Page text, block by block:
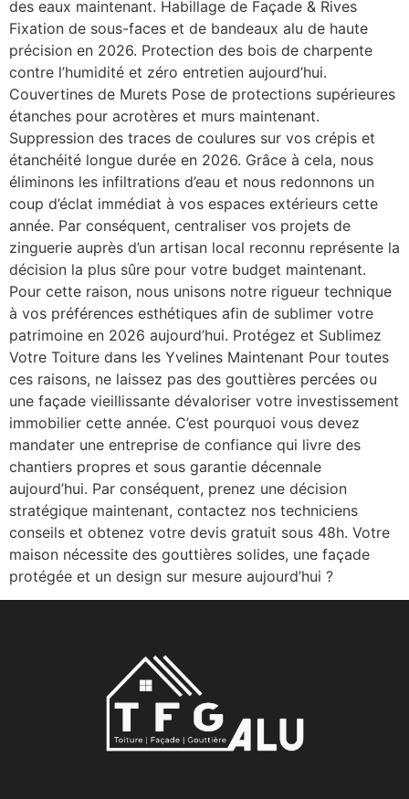
des eaux maintenant. Habillage de Façade & Rives
Fixation de sous-faces et de bandeaux alu de haute
précision en 2026. Protection des bois de charpente
contre l’humidité et zéro entretien aujourd’hui.
Couvertines de Murets Pose de protections supérieures
étanches pour acrotères et murs maintenant.
Suppression des traces de coulures sur vos crépis et
étanchéité longue durée en 2026. Grâce à cela, nous
éliminons les infiltrations d’eau et nous redonnons un
coup d’éclat immédiat à vos espaces extérieurs cette
année. Par conséquent, centraliser vos projets de
zinguerie auprès d’un artisan local reconnu représente la
décision la plus sûre pour votre budget maintenant.
Pour cette raison, nous unisons notre rigueur technique
à vos préférences esthétiques afin de sublimer votre
patrimoine en 2026 aujourd’hui. Protégez et Sublimez
Votre Toiture dans les Yvelines Maintenant Pour toutes
ces raisons, ne laissez pas des gouttières percées ou
une façade vieillissante dévaloriser votre investissement
immobilier cette année. C’est pourquoi vous devez
mandater une entreprise de confiance qui livre des
chantiers propres et sous garantie décennale
aujourd’hui. Par conséquent, prenez une décision
stratégique maintenant, contactez nos techniciens
conseils et obtenez votre devis gratuit sous 48h. Votre
maison nécessite des gouttières solides, une façade
protégée et un design sur mesure aujourd’hui ?